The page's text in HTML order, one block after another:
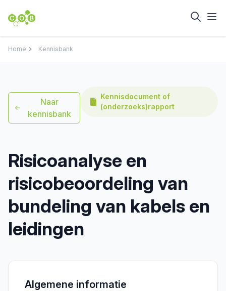
Home Kennisbank
Naar
kennisbank
Kennisdocument of
(onderzoeks)rapport
Risicoanalyse en
risicobeoordeling van
bundeling van kabels en
leidingen
Algemene informatie